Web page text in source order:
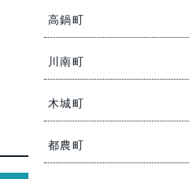
高鍋町
川南町
木城町
都農町